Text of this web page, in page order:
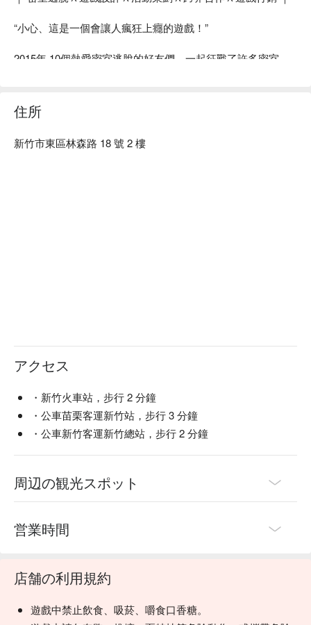
#超漂亮的場景#任你拍
只要你不被嚇到、氣質網美照任你拍啦！
“小心、這是一個會讓人瘋狂上癮的遊戲！”
2015年 10個熱愛密室逃脫的好友們，一起征戰了許多密室
Escapeholics [逃脫上癮者] 、是 Escape [逃脫] + Holics [上癮
不行、無法自拔的體驗！
住所
新竹市東區林森路 18 號 2 樓
アクセス
・新竹火車站，步行 2 分鐘
・公車苗栗客運新竹站，步行 3 分鐘
・公車新竹客運新竹總站，步行 2 分鐘
周辺の観光スポット
営業時間
店舗の利用規約
遊戲中禁止飲食、吸菸、嚼食口香糖。